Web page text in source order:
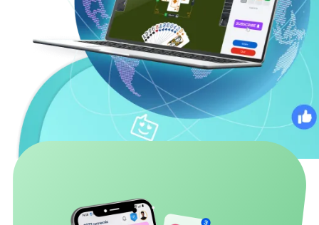
Dine fordele som Funbridge-